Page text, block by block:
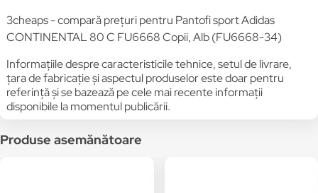
3cheaps - compară prețuri pentru Pantofi sport Adidas
CONTINENTAL 80 C FU6668 Copii, Alb (FU6668-34)
Informațiile despre caracteristicile tehnice, setul de livrare,
țara de fabricație și aspectul produselor este doar pentru
referință și se bazează pe cele mai recente informații
disponibile la momentul publicării.
Produse asemănătoare